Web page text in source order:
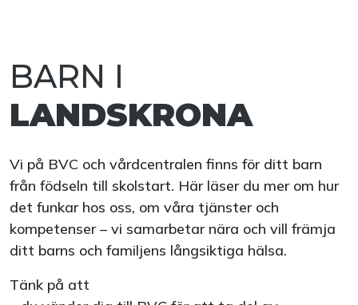
BARN I
LANDSKRONA
Vi på BVC och vårdcentralen finns för ditt barn
från födseln till skolstart. Här läser du mer om hur
det funkar hos oss, om våra tjänster och
kompetenser – vi samarbetar nära och vill främja
ditt barns och familjens långsiktiga hälsa.
Tänk på att